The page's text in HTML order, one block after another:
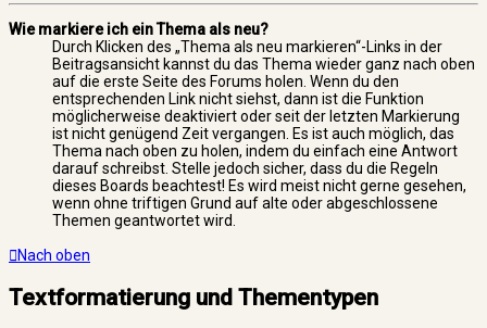
Wie markiere ich ein Thema als neu?
Durch Klicken des „Thema als neu markieren“-Links in der
Beitragsansicht kannst du das Thema wieder ganz nach oben
auf die erste Seite des Forums holen. Wenn du den
entsprechenden Link nicht siehst, dann ist die Funktion
möglicherweise deaktiviert oder seit der letzten Markierung
ist nicht genügend Zeit vergangen. Es ist auch möglich, das
Thema nach oben zu holen, indem du einfach eine Antwort
darauf schreibst. Stelle jedoch sicher, dass du die Regeln
dieses Boards beachtest! Es wird meist nicht gerne gesehen,
wenn ohne triftigen Grund auf alte oder abgeschlossene
Themen geantwortet wird.
Nach oben
Textformatierung und Thementypen